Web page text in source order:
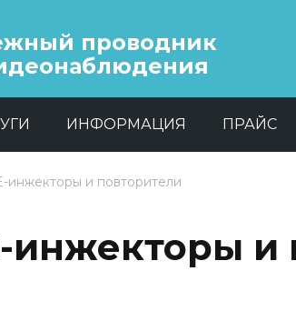
проводник
ИНФОРМАЦИЯ ПРАЙС
инжекторы и повторители
инжекторы и